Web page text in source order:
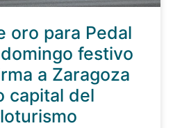
oro para Pedal
festivo
a Zaragoza
capital del